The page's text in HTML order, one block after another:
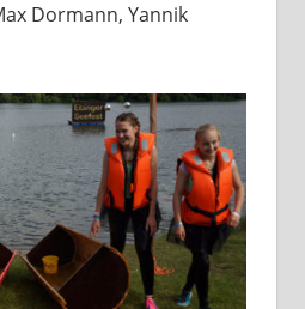
Dormann, Yannik